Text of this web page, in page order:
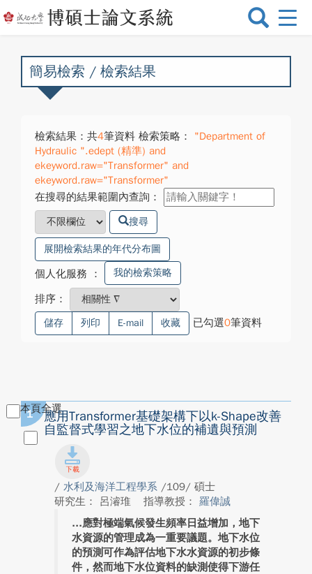
選
換
簡易檢索 / 檢索結果
檢索結果：共4筆資料 檢索策略：
"Department of
Hydraulic ".edept (精準) and
ekeyword.raw="Transformer" and
ekeyword.raw="Transformer"
在搜尋的結果範圍內查詢：
搜尋
展開檢索結果的年代分布圖
個人化服務 ： 我的檢索策略
排序：
儲存 列印 E-mail 收藏 已勾選0筆資料
本頁全選
1
應用Transformer基礎架構下以k-Shape改善
自監督式學習之地下水位的補遺與預測
/ 水利及海洋工程學系 /109/ 碩士
研究生： 呂濬琟
指導教授： 羅偉誠
應對極端氣候發生頻率日益增加，地下
水資源的管理成為一重要議題。地下水位
的預測可作為評估地下水水資源的初步條
件，然而地下水位資料的缺測使得下游任